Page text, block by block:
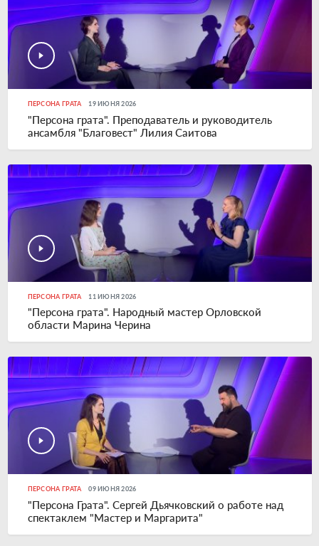
ПЕРСОНА ГРАТА 19 ИЮНЯ 2026
"Персона грата". Преподаватель и руководитель
ансамбля "Благовест" Лилия Саитова
ПЕРСОНА ГРАТА 11 ИЮНЯ 2026
"Персона грата". Народный мастер Орловской
области Марина Черина
ПЕРСОНА ГРАТА 09 ИЮНЯ 2026
"Персона Грата". Сергей Дьячковский о работе над
спектаклем "Мастер и Маргарита"